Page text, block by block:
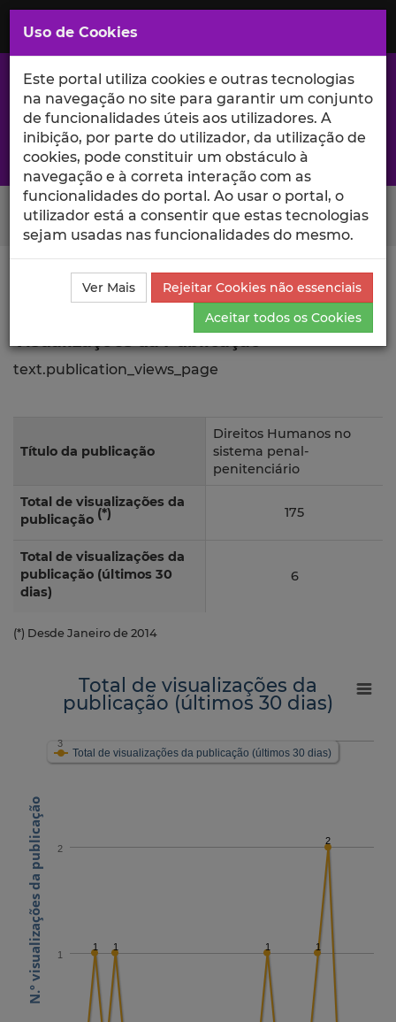
Saltar
para
Conteúdo
Principal
A excelência da investigação e ciência no Iscte
Search Button
Ciência_Iscte Publicações
Descrição Detalhada da
Publicação
Visualizações
text.publication_views_page
Título da publicação
Direitos Humanos no
sistema penal-
penitenciário
Total de visualizações da
publicação (*) 175
Total de visualizações da
publicação (últimos 30
dias)
6
(*) Desde Janeiro de 2014
N.º visualizações da publicação
Total de visualizações da
publicação (últimos 30 dias)
1 1 1 1
2
Total de visualizações da publicação (últimos 30 dias)
1
2
3
Uso de Cookies
Este portal utiliza cookies e outras tecnologias
na navegação no site para garantir um conjunto
de funcionalidades úteis aos utilizadores. A
inibição, por parte do utilizador, da utilização de
cookies, pode constituir um obstáculo à
navegação e à correta interação com as
funcionalidades do portal. Ao usar o portal, o
utilizador está a consentir que estas tecnologias
sejam usadas nas funcionalidades do mesmo.
Ver Mais
Rejeitar Cookies não essenciais
Aceitar todos os Cookies